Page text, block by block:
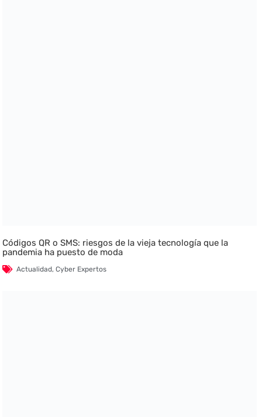
Códigos QR o SMS: riesgos de la vieja tecnología que la
pandemia ha puesto de moda
Actualidad,Cyber Expertos